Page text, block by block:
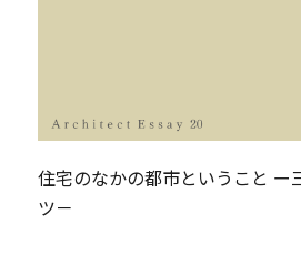
住宅のなかの都市ということ ー
ツ－